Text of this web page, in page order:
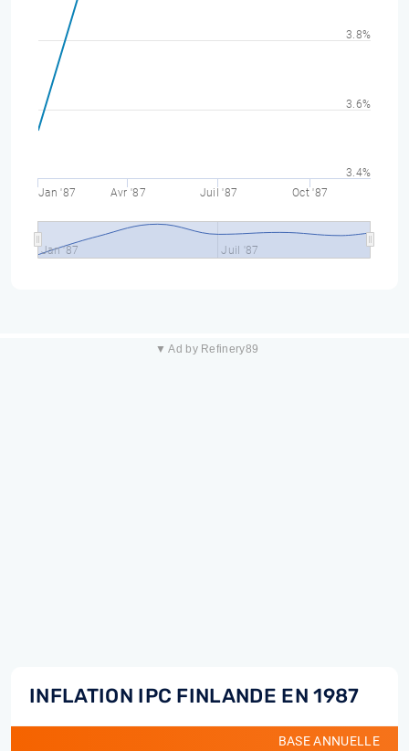
Jan '87 Avr '87 Juil '87 Oct '87
Jan '87 Juil '87
3.4%
3.6%
3.8%
▼ Ad by Refinery89
INFLATION IPC FINLANDE EN 1987
BASE ANNUELLE